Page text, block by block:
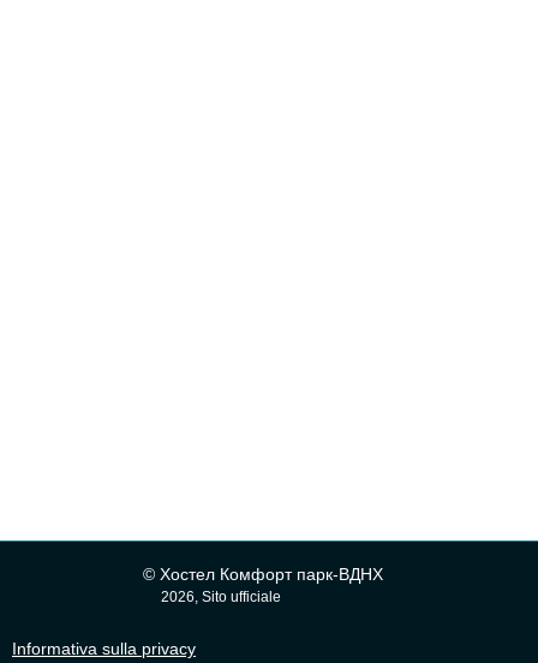
© Хостел Комфорт парк-ВДНХ
2026, Sito ufficiale
Informativa sulla privacy